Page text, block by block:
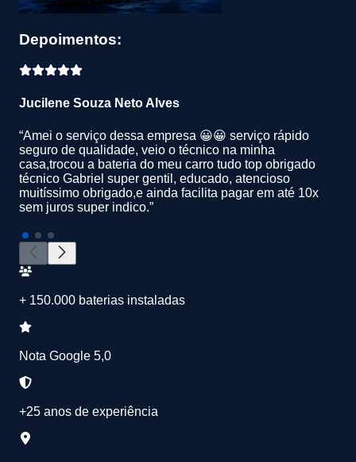
Depoimentos:
Jucilene Souza Neto Alves
“Amei o serviço dessa empresa 😀😀 serviço rápido
seguro de qualidade, veio o técnico na minha
casa,trocou a bateria do meu carro tudo top obrigado
técnico Gabriel super gentil, educado, atencioso
muitíssimo obrigado,e ainda facilita pagar em até 10x
sem juros super indico.”
+ 150.000 baterias instaladas
Nota Google 5,0
+25 anos de experiência